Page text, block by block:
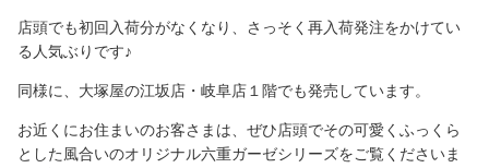
店頭でも初回入荷分がなくなり、さっそく再入荷発注をかけてい
る人気ぶりです♪
同様に、大塚屋の江坂店・岐阜店１階でも発売しています。
お近くにお住まいのお客さまは、ぜひ店頭でその可愛くふっくら
とした風合いのオリジナル六重ガーゼシリーズをご覧くださいま